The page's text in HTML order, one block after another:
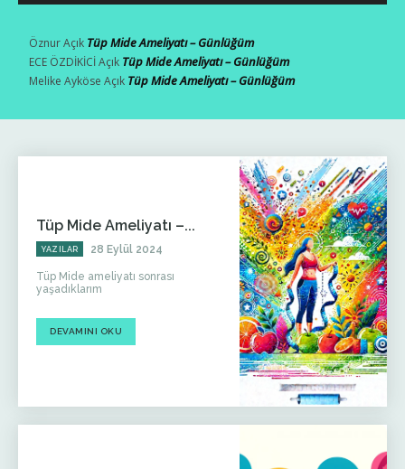
ÖznurAçık Tüp Mide Ameliyatı – Günlüğüm
ECE ÖZDİKİCİAçık Tüp Mide Ameliyatı – Günlüğüm
Melike Ayköse Açık Tüp Mide Ameliyatı – Günlüğüm
Tüp Mide Ameliyatı –...
YAZILAR 28 Eylül 2024
Tüp Mide ameliyatı sonrası
yaşadıklarım
DEVAMINI OKU